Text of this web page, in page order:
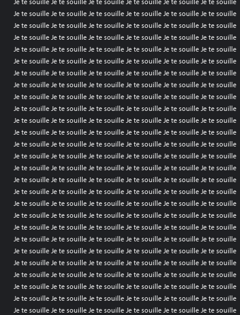
Je te souille Je te souille Je te souille Je te souille Je te souille Je te souille
Je te souille Je te souille Je te souille Je te souille Je te souille Je te souille
Je te souille Je te souille Je te souille Je te souille Je te souille Je te souille
Je te souille Je te souille Je te souille Je te souille Je te souille Je te souille
Je te souille Je te souille Je te souille Je te souille Je te souille Je te souille
Je te souille Je te souille Je te souille Je te souille Je te souille Je te souille
Je te souille Je te souille Je te souille Je te souille Je te souille Je te souille
Je te souille Je te souille Je te souille Je te souille Je te souille Je te souille
Je te souille Je te souille Je te souille Je te souille Je te souille Je te souille
Je te souille Je te souille Je te souille Je te souille Je te souille Je te souille
Je te souille Je te souille Je te souille Je te souille Je te souille Je te souille
Je te souille Je te souille Je te souille Je te souille Je te souille Je te souille
Je te souille Je te souille Je te souille Je te souille Je te souille Je te souille
Je te souille Je te souille Je te souille Je te souille Je te souille Je te souille
Je te souille Je te souille Je te souille Je te souille Je te souille Je te souille
Je te souille Je te souille Je te souille Je te souille Je te souille Je te souille
Je te souille Je te souille Je te souille Je te souille Je te souille Je te souille
Je te souille Je te souille Je te souille Je te souille Je te souille Je te souille
Je te souille Je te souille Je te souille Je te souille Je te souille Je te souille
Je te souille Je te souille Je te souille Je te souille Je te souille Je te souille
Je te souille Je te souille Je te souille Je te souille Je te souille Je te souille
Je te souille Je te souille Je te souille Je te souille Je te souille Je te souille
Je te souille Je te souille Je te souille Je te souille Je te souille Je te souille
Je te souille Je te souille Je te souille Je te souille Je te souille Je te souille
Je te souille Je te souille Je te souille Je te souille Je te souille Je te souille
Je te souille Je te souille Je te souille Je te souille Je te souille Je te souille